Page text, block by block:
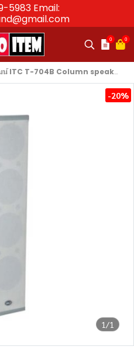
5983 Email:
0 0
ITC T-704B Column speaker 40 W
1/1
-20%